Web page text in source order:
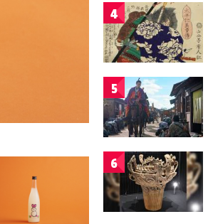
4
5
6